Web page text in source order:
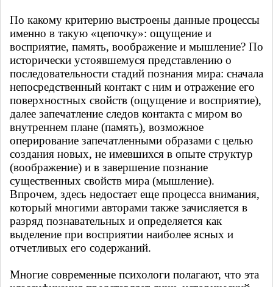
По какому критерию выстроены данные процессы
именно в такую «цепочку»: ощущение и
восприятие, память, воображение и мышление? По
исторически устоявшемуся представлению о
последовательности стадий познания мира: сначала
непосредственный контакт с ним и отражение его
поверхностных свойств (ощущение и восприятие),
далее запечатление следов контакта с миром во
внутреннем плане (память), возможное
оперирование запечатленными образами с целью
создания новых, не имевшихся в опыте структур
(воображение) и в завершение познание
существенных свойств мира (мышление).
Впрочем, здесь недостает еще процесса внимания,
который многими авторами также зачисляется в
разряд познавательных и определяется как
выделение при восприятии наиболее ясных и
отчетливых его содержаний.
Многие современные психологи полагают, что эта